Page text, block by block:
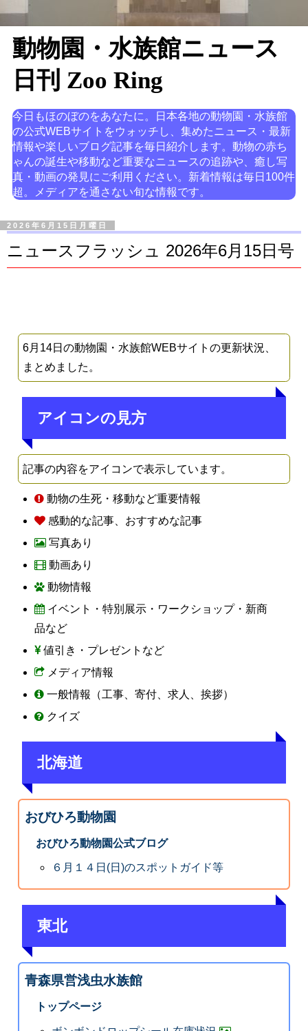
動物園・水族館ニュース
日刊 Zoo Ring
今日もほのぼのをあなたに。日本各地の動物園・水族館
の公式WEBサイトをウォッチし、集めたニュース・最新
情報や楽しいブログ記事を毎日紹介します。動物の赤ち
ゃんの誕生や移動など重要なニュースの追跡や、癒し写
真・動画の発見にご利用ください。新着情報は毎日100件
超。メディアを通さない旬な情報です。
2026年6月15日月曜日
ニュースフラッシュ 2026年6月15日号
6月14日の動物園・水族館WEBサイトの更新状況、
まとめました。
アイコンの見方
記事の内容をアイコンで表示しています。
動物の生死・移動など重要情報
感動的な記事、おすすめな記事
写真あり
動画あり
動物情報
イベント・特別展示・ワークショップ・新商
品など
値引き・プレゼントなど
メディア情報
一般情報（工事、寄付、求人、挨拶）
クイズ
北海道
おびひろ動物園
おびひろ動物園公式ブログ
６月１４日(日)のスポットガイド等
東北
青森県営浅虫水族館
トップページ